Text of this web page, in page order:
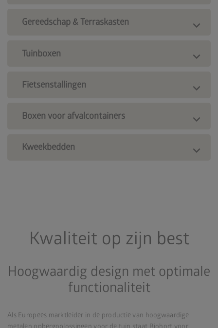
Gereedschap & Terraskasten
Tuinboxen
Fietsenstallingen
Boxen voor afvalcontainers
Kweekbedden
Kwaliteit op zijn best
Hoogwaardig design met optimale
functionaliteit
Als Europees marktleider in de productie van hoogwaardige
metalen opbergoplossingen voor de tuin staat Biohort voor